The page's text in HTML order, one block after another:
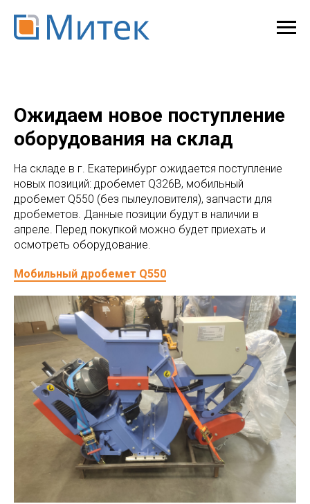
Ожидаем новое поступление
оборудования на склад
На складе в г. Екатеринбург ожидается поступление
новых позиций: дробемет Q326B, мобильный
дробемет Q550 (без пылеуловителя), запчасти для
дробеметов. Данные позиции будут в наличии в
апреле. Перед покупкой можно будет приехать и
осмотреть оборудование.
Мобильный дробемет Q550